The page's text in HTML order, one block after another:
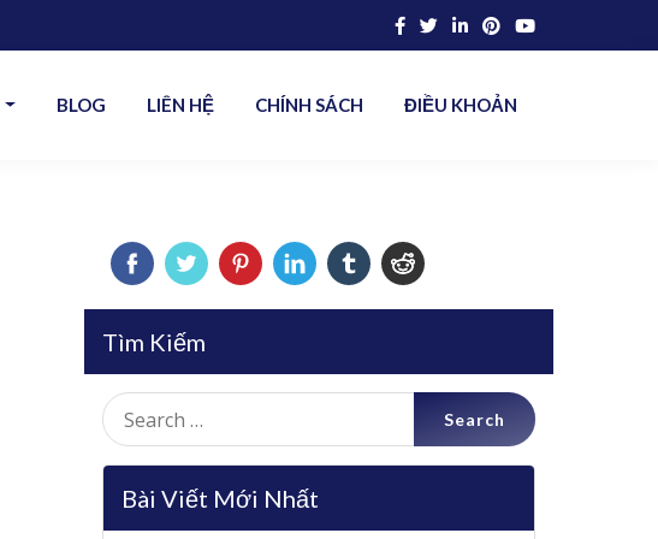
BLOG LIÊN HỆ CHÍNH SÁCH ĐIỀU KHOẢN
Tìm Kiếm
Search
for:
Bài Viết Mới Nhất